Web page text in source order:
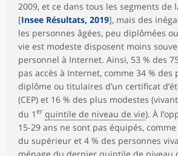
2009, et ce dans tous les segments de
[Insee Résultats, 2019], mais des
les personnes âgées, peu diplômées
vie est modeste disposent moins
personnel à Internet. Ainsi, 53 % des
pas accès à Internet, comme 34 % des
diplôme ou titulaires d’un certificat
(CEP) et 16 % des plus modestes
du 1 er quintile de niveau de vie). À
15-29 ans ne sont pas équipés,
du supérieur et 4 % des personnes